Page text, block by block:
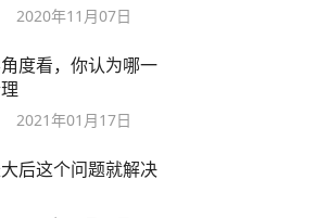
2020年11月07日
度看，你认为哪一
2021年01月17日
后这个问题就解决